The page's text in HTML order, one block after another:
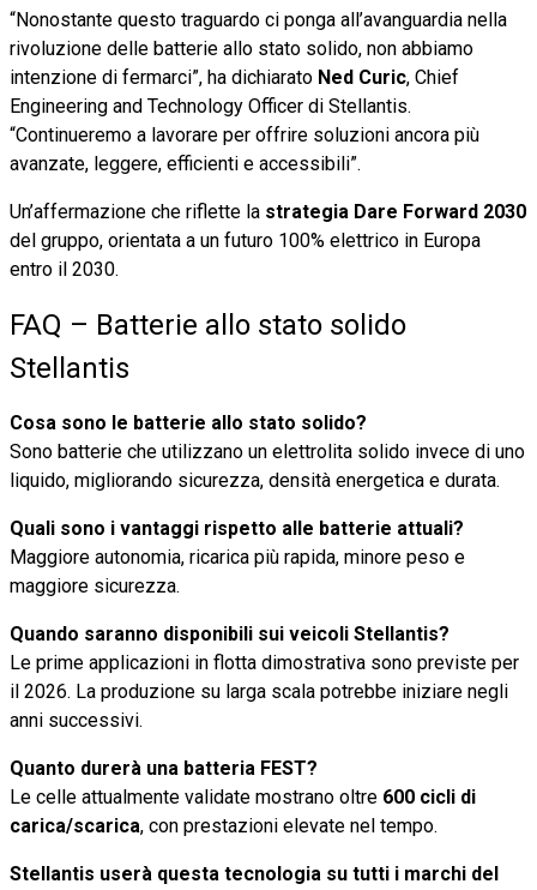
“Nonostante questo traguardo ci ponga all’avanguardia nella
rivoluzione delle batterie allo stato solido, non abbiamo
intenzione di fermarci”, ha dichiarato Ned Curic, Chief
Engineering and Technology Officer di Stellantis.
“Continueremo a lavorare per offrire soluzioni ancora più
avanzate, leggere, efficienti e accessibili”.
Un’affermazione che riflette la strategia Dare Forward 2030
del gruppo, orientata a un futuro 100% elettrico in Europa
entro il 2030.
FAQ – Batterie allo stato solido
Stellantis
Cosa sono le batterie allo stato solido?
Sono batterie che utilizzano un elettrolita solido invece di uno
liquido, migliorando sicurezza, densità energetica e durata.
Quali sono i vantaggi rispetto alle batterie attuali?
Maggiore autonomia, ricarica più rapida, minore peso e
maggiore sicurezza.
Quando saranno disponibili sui veicoli Stellantis?
Le prime applicazioni in flotta dimostrativa sono previste per
il 2026. La produzione su larga scala potrebbe iniziare negli
anni successivi.
Quanto durerà una batteria FEST?
Le celle attualmente validate mostrano oltre 600 cicli di
carica/scarica, con prestazioni elevate nel tempo.
Stellantis userà questa tecnologia su tutti i marchi del